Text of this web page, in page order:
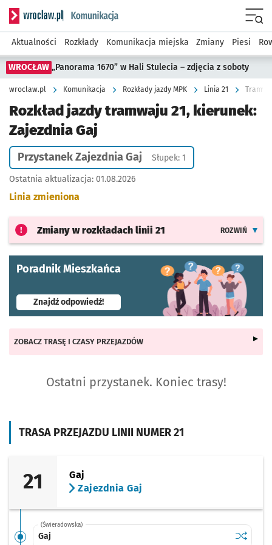
Serwis informacyjny wroclaw.pl podserwis: Komunikacja
Aktualności Rozkłady Komunikacja miejska Zmiany Piesi
WROCŁAW „Panorama 1670” w Hali Stulecia – zdjęcia z soboty
wroclaw.pl Komunikacja Rozkłady jazdy MPK Linia 21
Rozkład jazdy tramwaju 21, kierunek:
Zajezdnia Gaj
Przystanek Zajezdnia Gaj Słupek: 1
Ostatnia aktualizacja: 01.08.2026
Linia zmieniona
Zmiany w rozkładach linii 21 ROZWIŃ
Poradnik Mieszkańca
Znajdź odpowiedź!- otworzy się w nowej karcie
TRASA PRZEJAZDU LINII NUMER 21
21
Gaj
Zajezdnia Gaj
(Świeradowska)
Gaj Sprawdź
Gaj
ZOBACZ TRASĘ I CZASY PRZEJAZDÓW
Ostatni przystanek. Koniec trasy!